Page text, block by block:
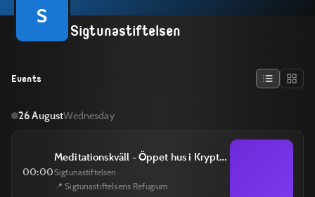
S
Sigtunastiftelsen
Events
26 AugustWednesday
00:00
Meditationskväll - Öppet hus i Kryptan 26 augusti
Sigtunastiftelsen
📍 Sigtunastiftelsens Refugium